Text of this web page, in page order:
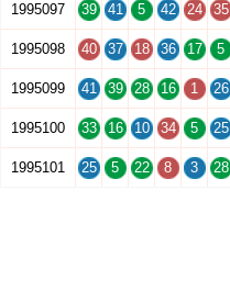
1995097 39 41 5 42 24 35
1995098 40 37 18 36 17 5
1995099 41 39 28 16 1 26
1995100 33 16 10 34 5 25
1995101 25 5 22 8 3 28